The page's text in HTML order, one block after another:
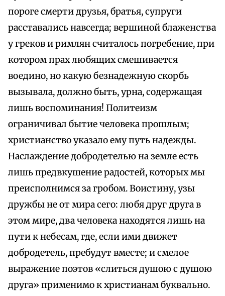
пороге смерти друзья, братья, супруги
расставались навсегда; вершиной блаженства
у греков и римлян считалось погребение, при
котором прах любящих смешивается
воедино, но какую безнадежную скорбь
вызывала, должно быть, урна, содержащая
лишь воспоминания! Политеизм
ограничивал бытие человека прошлым;
христианство указало ему путь надежды.
Наслаждение добродетелью на земле есть
лишь предвкушение радостей, которых мы
преисполнимся за гробом. Воистину, узы
дружбы не от мира сего: любя друг друга в
этом мире, два человека находятся лишь на
пути к небесам, где, если ими движет
добродетель, пребудут вместе; и смелое
выражение поэтов «слиться душою с душою
друга» применимо к христианам буквально.